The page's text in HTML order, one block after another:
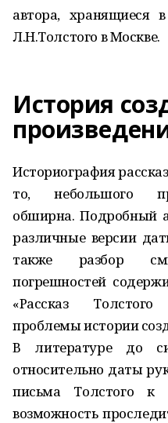
автора, хранящиеся
Л.Н.Толстого в Москве.
История
Историография
то, небольшого
обширна. Подробный
различные версии
также разбор
погрешностей
«Рассказ
проблемы истории
В литературе до
относительно даты
письма Толстого к
возможность